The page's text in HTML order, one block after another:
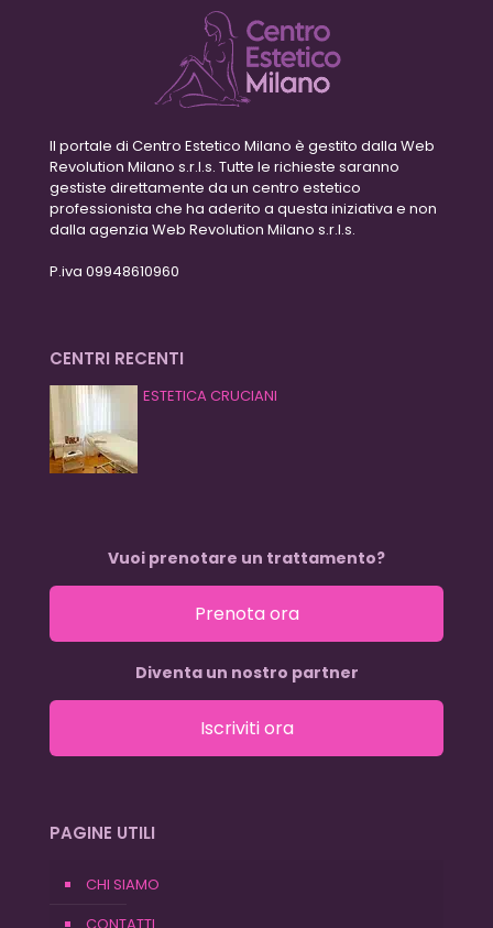
Il portale di Centro Estetico Milano è gestito dalla Web
Revolution Milano s.r.l.s. Tutte le richieste saranno
gestiste direttamente da un centro estetico
professionista che ha aderito a questa iniziativa e non
dalla agenzia Web Revolution Milano s.r.l.s.
P.iva 09948610960
CENTRI RECENTI
ESTETICA CRUCIANI
Vuoi prenotare un trattamento?
Prenota ora
Diventa un nostro partner
Iscriviti ora
PAGINE UTILI
CHI SIAMO